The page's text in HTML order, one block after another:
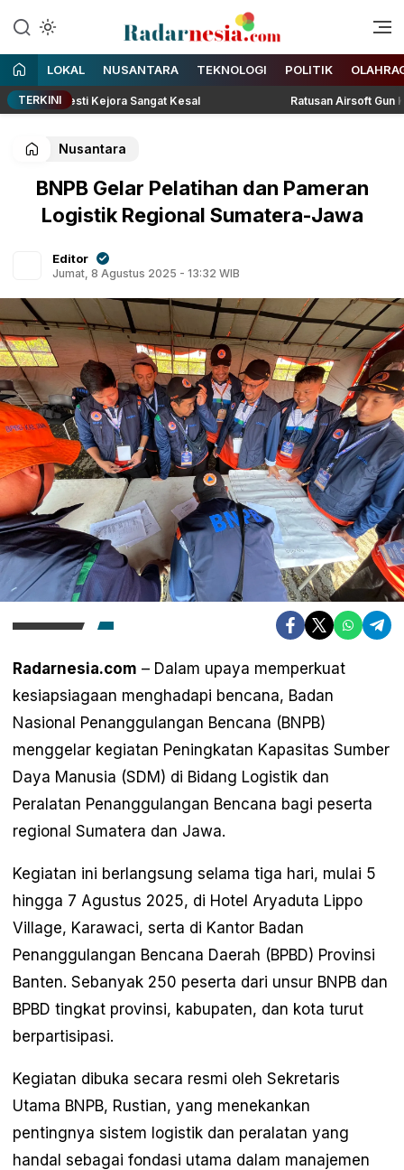
Radarnesia
Enak Dibaca
LOKAL NUSANTARA TEKNOLOGI POLITIK
TERKINI
Lesti Kejora Sangat Kesal Ratusan Airsoft Gun
Nusantara
BNPB Gelar Pelatihan dan Pameran
Logistik Regional Sumatera-Jawa
Editor
Jumat, 8 Agustus 2025 - 13:32 WIB
Radarnesia.com – Dalam upaya memperkuat
kesiapsiagaan menghadapi bencana, Badan
Nasional Penanggulangan Bencana (BNPB)
menggelar kegiatan Peningkatan Kapasitas Sumber
Daya Manusia (SDM) di Bidang Logistik dan
Peralatan Penanggulangan Bencana bagi peserta
regional Sumatera dan Jawa.
Kegiatan ini berlangsung selama tiga hari, mulai 5
hingga 7 Agustus 2025, di Hotel Aryaduta Lippo
Village, Karawaci, serta di Kantor Badan
Penanggulangan Bencana Daerah (BPBD) Provinsi
Banten. Sebanyak 250 peserta dari unsur BNPB dan
BPBD tingkat provinsi, kabupaten, dan kota turut
berpartisipasi.
Kegiatan dibuka secara resmi oleh Sekretaris
Utama BNPB, Rustian, yang menekankan
pentingnya sistem logistik dan peralatan yang
handal sebagai fondasi utama dalam manajemen